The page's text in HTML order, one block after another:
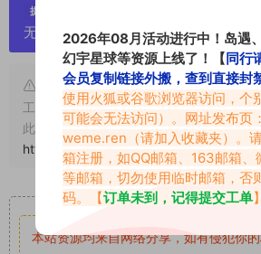
提示：
严禁搬运资源链接，一经发
无露点、需求请绕道，关闭本站网页！
申明：本文资源均来源网友分享，若
工单处理。
此外本文章皆属于原创文章，转载请注明
https://www.vmiba.top/4204.html
重要声明
本站资源均来自网络分享，如有侵犯你
2026年08月活动进行中！岛遇、
幻宇星球等资源上线了！【同行
会员复制链接外搬，查到直接封
使用火狐或谷歌浏览器访问，个
可能会无法访问）。网址发布页：
weme.ren （请加入收藏夹）。
箱注册，如QQ邮箱、163邮箱
等邮箱，切勿使用临时邮箱，否
码。【订单未到，记得提交工单】